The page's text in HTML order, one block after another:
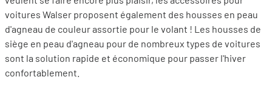
voitures Walser proposent également des housses en peau
d'agneau de couleur assortie pour le volant ! Les housses de
siège en peau d'agneau pour de nombreux types de voitures
sont la solution rapide et économique pour passer l'hiver
confortablement.